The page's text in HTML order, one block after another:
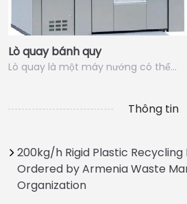
Lò quay bánh quy
Lò quay là một máy nướng có thể…
Thông tin
200kg/h Rigid Plastic Recycling
Ordered by Armenia Waste
Organization